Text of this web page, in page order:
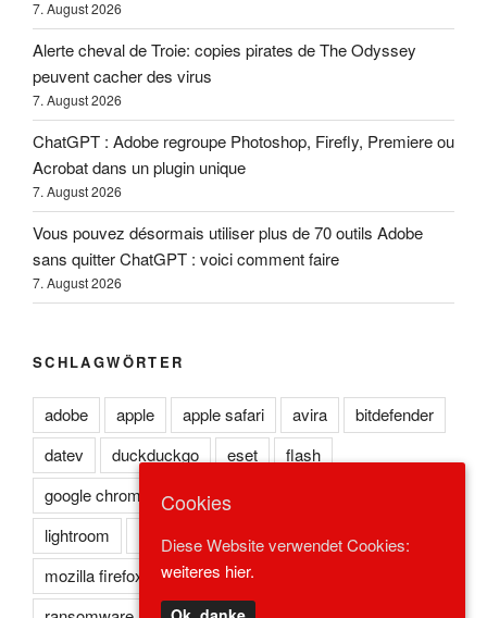
7. August 2026
Alerte cheval de Troie: copies pirates de The Odyssey
peuvent cacher des virus
7. August 2026
ChatGPT : Adobe regroupe Photoshop, Firefly, Premiere ou
Acrobat dans un plugin unique
7. August 2026
Vous pouvez désormais utiliser plus de 70 outils Adobe
sans quitter ChatGPT : voici comment faire
7. August 2026
SCHLAGWÖRTER
adobe apple apple safari avira
bitdefender
datev
duckduckgo eset
flash
google chrome
kaspersky
lightroom
microsoft edge
microsoft ie
mozilla firefox
norton opera
Cookies
Diese Website verwendet Cookies:
weiteres hier.